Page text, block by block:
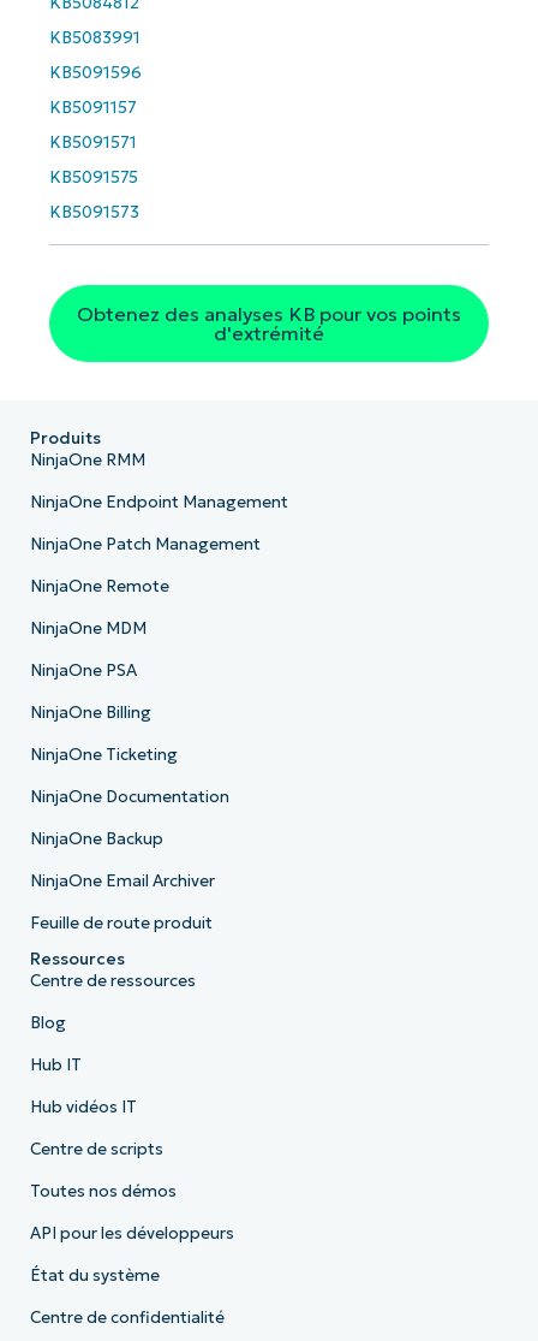
KB5083991
KB5091596
KB5091157
KB5091571
KB5091575
KB5091573
Obtenez des analyses KB pour vos points
d'extrémité
Phone
number*
Pays
Company
name*
Produits
NinjaOne RMM
NinjaOne Endpoint Management
NinjaOne Patch Management
NinjaOne Remote
NinjaOne MDM
NinjaOne PSA
NinjaOne Billing
NinjaOne Ticketing
NinjaOne Documentation
NinjaOne Backup
NinjaOne Email Archiver
Feuille de route produit
Ressources
Centre de ressources
Blog
Hub IT
Hub vidéos IT
Centre de scripts
Toutes nos démos
API pour les développeurs
État du système
Centre de confidentialité